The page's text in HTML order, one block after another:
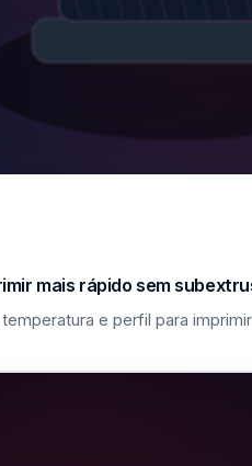
mais rápido sem
e perfil para